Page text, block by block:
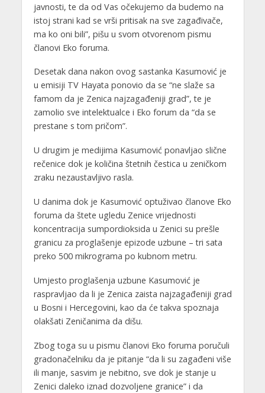
javnosti, te da od Vas očekujemo da budemo na
istoj strani kad se vrši pritisak na sve zagađivače,
ma ko oni bili”, pišu u svom otvorenom pismu
članovi Eko foruma.
Desetak dana nakon ovog sastanka Kasumović je
u emisiji TV Hayata ponovio da se “ne slaže sa
famom da je Zenica najzagađeniji grad”, te je
zamolio sve intelektualce i Eko forum da “da se
prestane s tom pričom”.
U drugim je medijima Kasumović ponavljao slične
rečenice dok je količina štetnih čestica u zeničkom
zraku nezaustavljivo rasla.
U danima dok je Kasumović optuživao članove Eko
foruma da štete ugledu Zenice vrijednosti
koncentracija sumpordioksida u Zenici su prešle
granicu za proglašenje epizode uzbune – tri sata
preko 500 mikrograma po kubnom metru.
Umjesto proglašenja uzbune Kasumović je
raspravljao da li je Zenica zaista najzagađeniji grad
u Bosni i Hercegovini, kao da će takva spoznaja
olakšati Zeničanima da dišu.
Zbog toga su u pismu članovi Eko foruma poručuli
gradonačelniku da je pitanje “da li su zagađeni više
ili manje, sasvim je nebitno, sve dok je stanje u
Zenici daleko iznad dozvoljene granice” i da